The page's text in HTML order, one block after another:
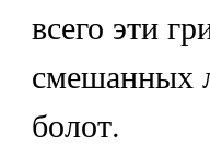
всего эти
смешанных
болот.